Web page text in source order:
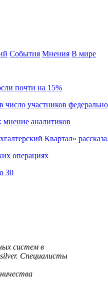
События Мнения В мире
почти на 15%
участников
аналитиков
Квартал»
операциях
30
систем в
Специалисты